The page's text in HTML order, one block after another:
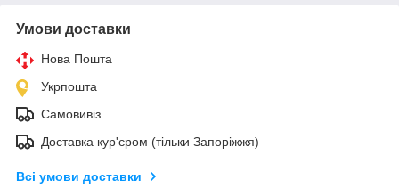
Умови доставки
Нова Пошта
Укрпошта
Самовивіз
Доставка кур'єром (тільки Запоріжжя)
Всі умови доставки